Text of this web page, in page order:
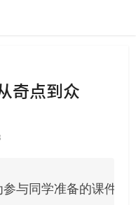
奇点到众
与同学准备的课件